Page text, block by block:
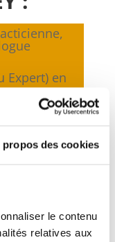
propos des cookies
le contenu
relatives aux
Expert) en
National